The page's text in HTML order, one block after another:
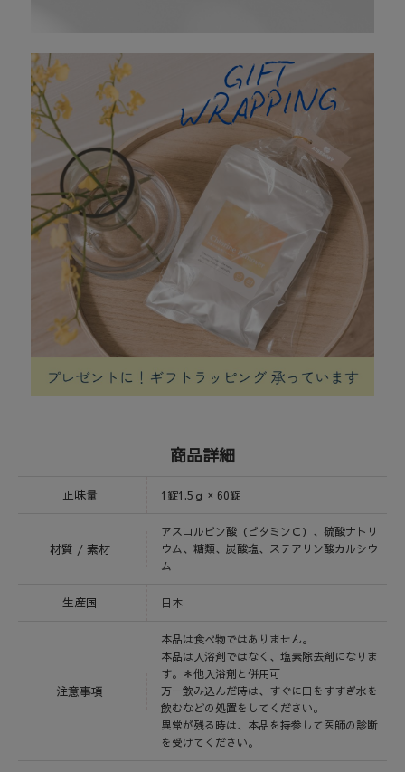
商品詳細
正味量 1錠1.5ｇ × 60錠
材質 / 素材
アスコルビン酸（ビタミンＣ）、硫酸ナトリ
ウム、糖類、炭酸塩、ステアリン酸カルシウ
ム
生産国 日本
注意事項
本品は食べ物ではありません。
本品は入浴剤ではなく、塩素除去剤になりま
す。＊他入浴剤と併用可
万一飲み込んだ時は、すぐに口をすすぎ水を
飲むなどの処置をしてください。
異常が残る時は、本品を持参して医師の診断
を受けてください。